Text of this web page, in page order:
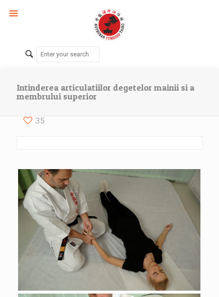
Intinderea articulatiilor degetelor mainii si a
membrului superior
35